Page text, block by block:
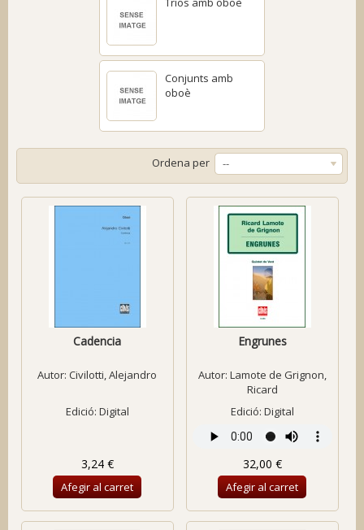
Conjunts amb
oboè
Ordena per --
Cadencia
Autor:Civilotti, Alejandro
Edició: Digital
3,24 €
Afegir al carret
Engrunes
Autor: Lamote de Grignon,
Ricard
Edició: Digital
32,00 €
Afegir al carret